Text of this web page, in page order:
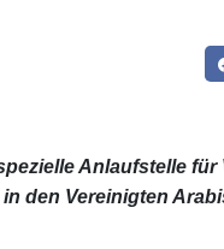
Anlaufstelle
den Vereinigten